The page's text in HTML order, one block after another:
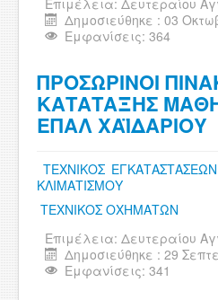
Δημοσιεύθηκε : 03
Εμφανίσεις: 364
ΠΡΟΣΩΡΙΝΟI
ΚΑΤΑΤΑΞΗΣ
ΕΠΑΛ ΧΑΪΔΑΡΙΟΥ
ΤΕΧΝΙΚΟΣ
ΚΛΙΜΑΤΙΣΜΟΥ
ΤΕΧΝΙΚΟΣ ΟΧΗΜΑΤΩΝ
Επιμέλεια: Δευτεραίου
Δημοσιεύθηκε : 29
Εμφανίσεις: 341